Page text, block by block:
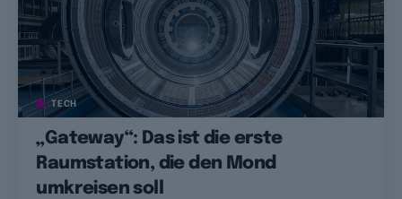
TECH
„Gateway“: Das ist die erste
Raumstation, die den Mond
umkreisen soll